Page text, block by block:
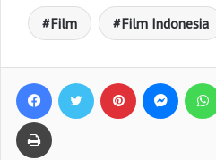
Film Film Indonesia